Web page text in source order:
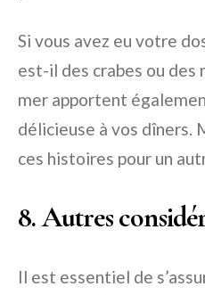
Si vous avez eu votre
est-il des crabes ou des
mer apportent
délicieuse à vos dîners.
ces histoires pour un
8. Autres
Il est essentiel de